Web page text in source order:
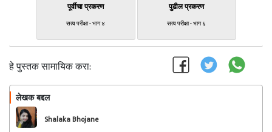
पूर्वीचा प्रकरण
सत्व परीक्षा - भाग ४
पुढील प्रकरण
सत्व परीक्षा - भाग ६
हे पुस्तक सामायिक करा:
लेखक बद्दल
Shalaka Bhojane